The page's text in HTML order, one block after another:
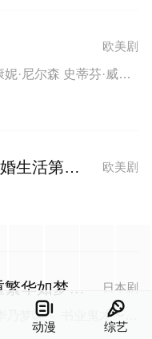
欧美剧
杰克·派顿 肖恩·宾 康妮·尼尔森 史蒂芬·威丁顿 James Farley Mark Robert Pullen 伊恩·皮里 杰克·库兰 克里斯·詹克斯 Davor Tomic Darko Bedic 伊凡·泽基克 瑞安·盖奇 理查德·林特恩 莉迪亚·佩克汉 马库斯·弗雷泽 Angus Castle-Doughty Tamara Radovanovic Henry Rowley 米洛斯·蒂莫蒂杰维奇 埃丽卡·福特
欧美剧
乔治和曼迪的头婚生活第二季
日本剧
岂有此理 ～茑重繁华如梦故事～

动漫

综艺